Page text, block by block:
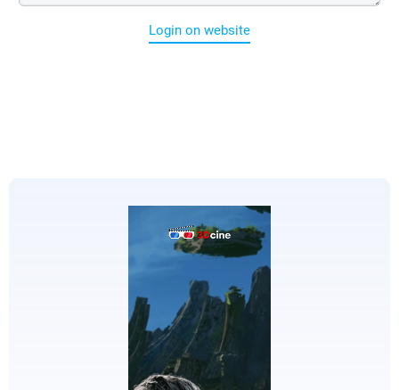
Login on website